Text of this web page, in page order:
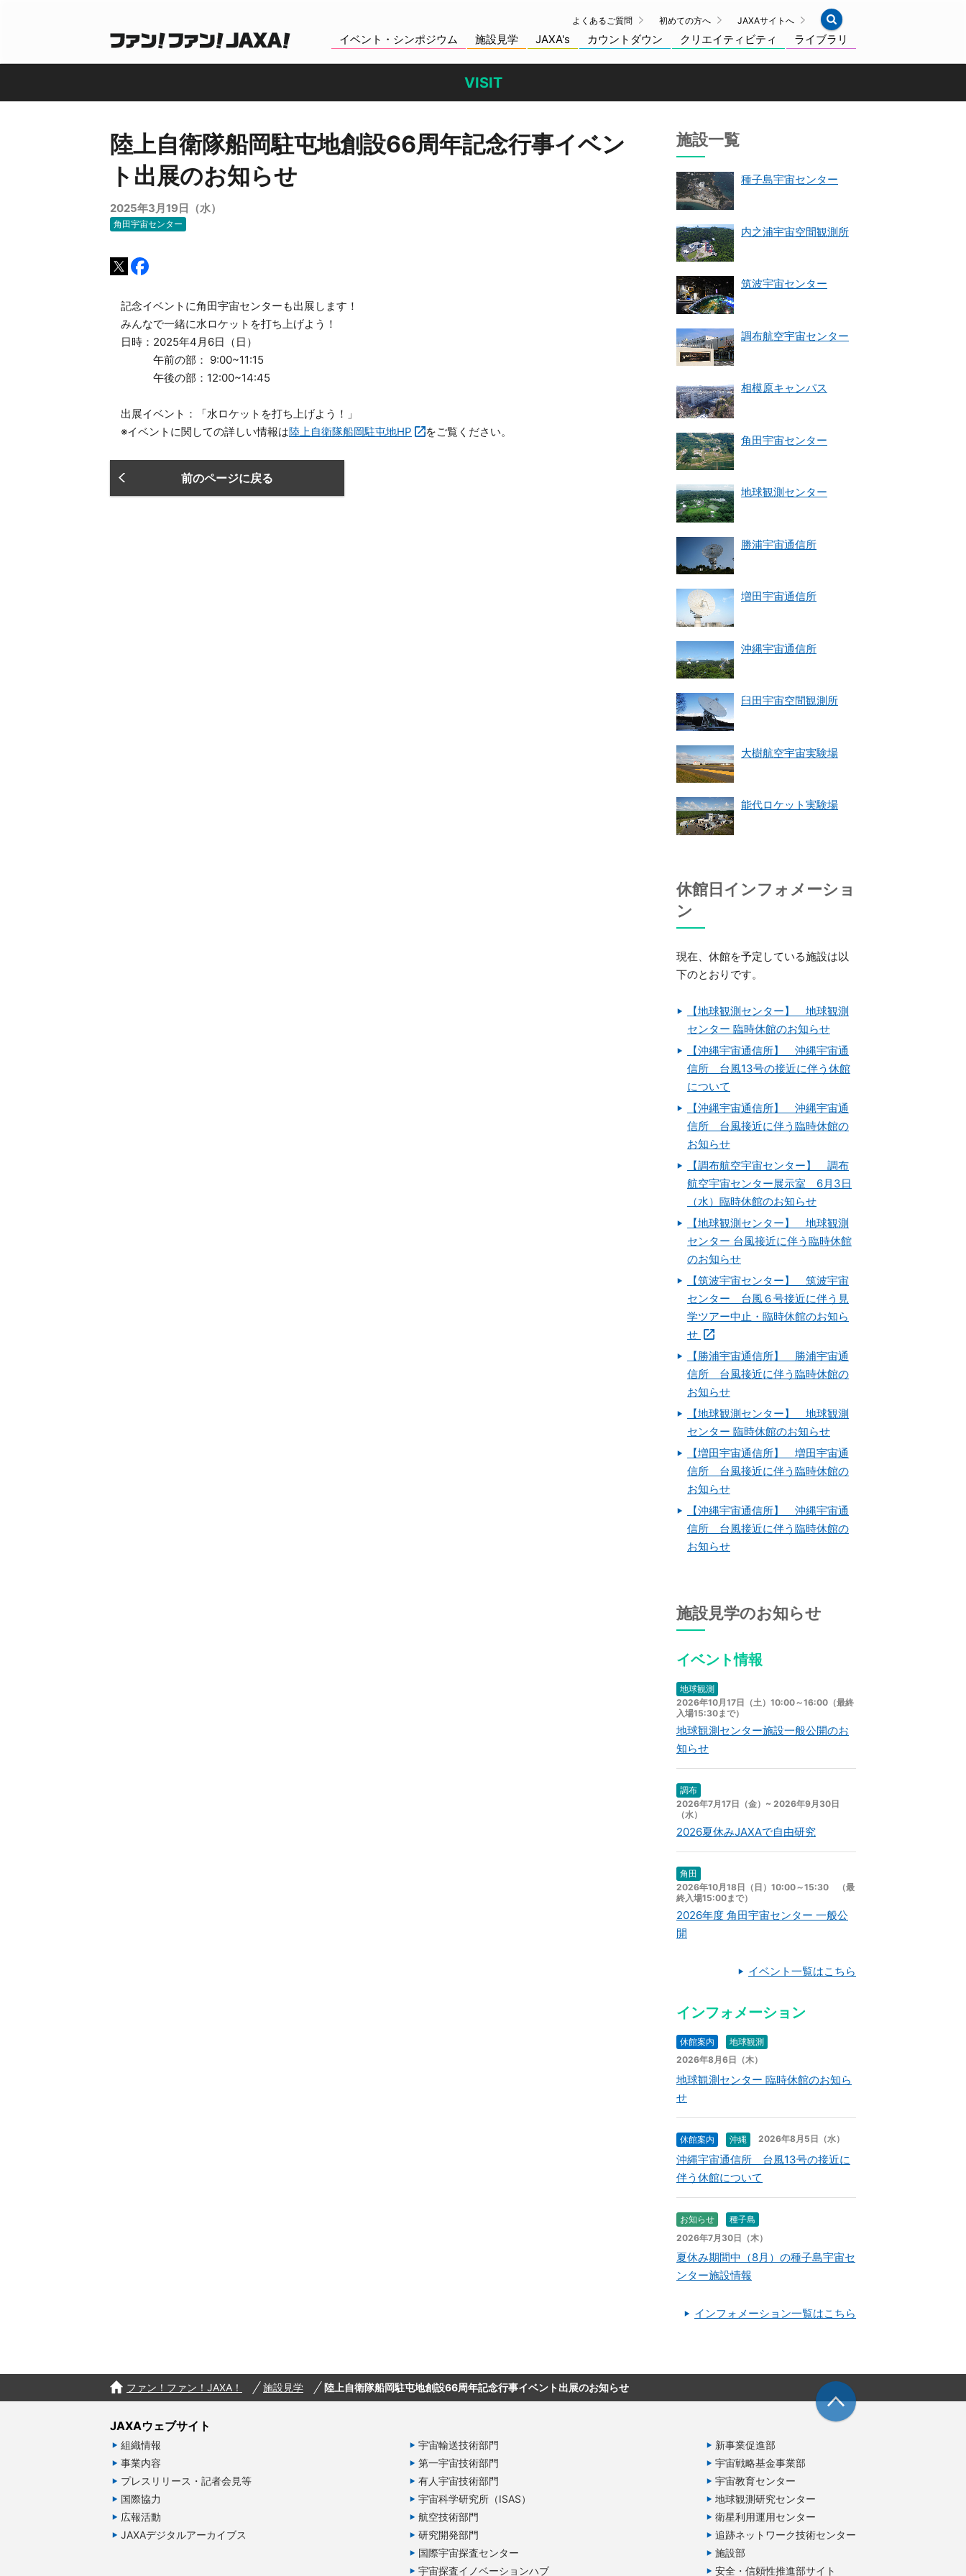
よくあるご質問 初めての方へ JAXAサイトへ
イベント・シンポジウム 施設見学 JAXA's カウントダウン クリエイティビティ ライブラリ
VISIT
陸上自衛隊船岡駐屯地創設66周年記念行事イベン
ト出展のお知らせ
2025年3月19日（水）
角田宇宙センター
記念イベントに角田宇宙センターも出展します！
みんなで一緒に水ロケットを打ち上げよう！
日時：2025年4月6日（日）
午前の部： 9:00~11:15
午後の部：12:00~14:45
出展イベント：「水ロケットを打ち上げよう！」
※イベントに関しての詳しい情報は陸上自衛隊船岡駐屯地HP をご覧ください。
前のページに戻る
施設一覧
種子島宇宙センター
内之浦宇宙空間観測所
筑波宇宙センター
調布航空宇宙センター
相模原キャンパス
角田宇宙センター
地球観測センター
勝浦宇宙通信所
増田宇宙通信所
沖縄宇宙通信所
臼田宇宙空間観測所
大樹航空宇宙実験場
能代ロケット実験場
休館日インフォメーショ
ン
現在、休館を予定している施設は以
下のとおりです。
【地球観測センター】 地球観測
センター 臨時休館のお知らせ
【沖縄宇宙通信所】 沖縄宇宙通
信所 台風13号の接近に伴う休館
について
【沖縄宇宙通信所】 沖縄宇宙通
信所 台風接近に伴う臨時休館の
お知らせ
【調布航空宇宙センター】 調布
航空宇宙センター展示室 6月3日
（水）臨時休館のお知らせ
【地球観測センター】 地球観測
センター 台風接近に伴う臨時休館
のお知らせ
【筑波宇宙センター】 筑波宇宙
センター 台風６号接近に伴う見
学ツアー中止・臨時休館のお知ら
せ
【勝浦宇宙通信所】 勝浦宇宙通
信所 台風接近に伴う臨時休館の
お知らせ
【地球観測センター】 地球観測
センター 臨時休館のお知らせ
【増田宇宙通信所】 増田宇宙通
信所 台風接近に伴う臨時休館の
お知らせ
【沖縄宇宙通信所】 沖縄宇宙通
信所 台風接近に伴う臨時休館の
お知らせ
施設見学のお知らせ
イベント情報
地球観測
2026年10月17日（土）10:00～16:00（最終
入場15:30まで）
地球観測センター施設一般公開のお
知らせ
調布
2026年7月17日（金）~ 2026年9月30日
（水）
2026夏休みJAXAで自由研究
角田
2026年10月18日（日）10:00～15:30 （最
終入場15:00まで）
2026年度 角田宇宙センター 一般公
開
イベント一覧はこちら
インフォメーション
休館案内
地球観測
2026年8月6日（木）
地球観測センター 臨時休館のお知ら
せ
休館案内 沖縄 2026年8月5日（水）
沖縄宇宙通信所 台風13号の接近に
伴う休館について
お知らせ
種子島
2026年7月30日（木）
夏休み期間中（8月）の種子島宇宙セ
ンター施設情報
インフォメーション一覧はこちら
ファン！ファン！JAXA！ 施設見学 陸上自衛隊船岡駐屯地創設66周年記念行事イベント出展のお知らせ
JAXAウェブサイト
組織情報
事業内容
プレスリリース・記者会見等
国際協力
広報活動
JAXAデジタルアーカイブス
宇宙輸送技術部門
第一宇宙技術部門
有人宇宙技術部門
宇宙科学研究所（ISAS）
航空技術部門
研究開発部門
国際宇宙探査センター
宇宙探査イノベーションハブ
新事業促進部
宇宙戦略基金事業部
宇宙教育センター
地球観測研究センター
衛星利用運用センター
追跡ネットワーク技術センター
施設部
安全・信頼性推進部サイト